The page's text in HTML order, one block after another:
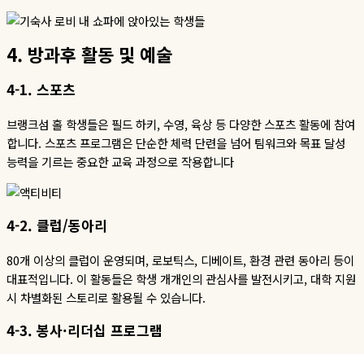
4. 방과후 활동 및 예술
4-1. 스포츠
브랭크섬 홀 학생들은 필드 하키,수영,육상 등 다양한 스포츠 활동에 참여
합니다. 스포츠 프로그램은 단순한 체력 단련을 넘어 팀워크와 목표 달성
능력을 기르는 중요한 교육 과정으로 작용합니다
4-2. 클럽/동아리
80개 이상의 클럽이 운영되며, 로보틱스, 디베이트, 환경 관련 동아리 등이
대표적입니다. 이 활동들은 학생 개개인의 관심사를 발전시키고, 대학 지원
시 차별화된 스토리로 활용될 수 있습니다.
4-3. 봉사·리더십 프로그램